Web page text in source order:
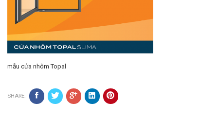
mẫu cửa nhôm Topal
SHARE: